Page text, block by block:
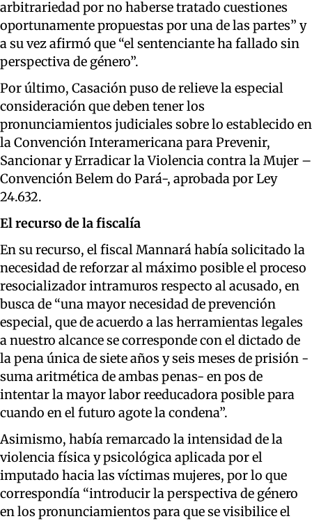
arbitrariedad por no haberse tratado cuestiones
oportunamente propuestas por una de las partes” y
a su vez afirmó que “el sentenciante ha fallado sin
perspectiva de género”.
Por último, Casación puso de relieve la especial
consideración que deben tener los
pronunciamientos judiciales sobre lo establecido en
la Convención Interamericana para Prevenir,
Sancionar y Erradicar la Violencia contra la Mujer –
Convención Belem do Pará-, aprobada por Ley
24.632.
El recurso de la fiscalía
En su recurso, el fiscal Mannará había solicitado la
necesidad de reforzar al máximo posible el proceso
resocializador intramuros respecto al acusado, en
busca de “una mayor necesidad de prevención
especial, que de acuerdo a las herramientas legales
a nuestro alcance se corresponde con el dictado de
la pena única de siete años y seis meses de prisión -
suma aritmética de ambas penas- en pos de
intentar la mayor labor reeducadora posible para
cuando en el futuro agote la condena”.
Asimismo, había remarcado la intensidad de la
violencia física y psicológica aplicada por el
imputado hacia las víctimas mujeres, por lo que
correspondía “introducir la perspectiva de género
en los pronunciamientos para que se visibilice el